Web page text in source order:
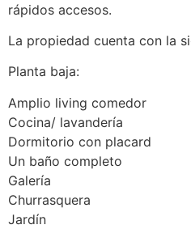
rápidos accesos.
La propiedad cuenta con la
Planta baja:
Amplio living comedor
Cocina/ lavandería
Dormitorio con placard
Un baño completo
Galería
Churrasquera
Jardín